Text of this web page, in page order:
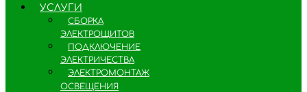
УСЛУГИ
СБОРКА
ЭЛЕКТРОЩИТОВ
ПОДКЛЮЧЕНИЕ
ЭЛЕКТРИЧЕСТВА
ЭЛЕКТРОМОНТАЖ
ОСВЕЩЕНИЯ